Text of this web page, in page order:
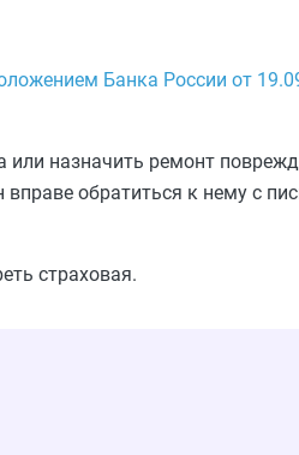
Банка России от
назначить ремонт
обратиться к нему с
страховая.